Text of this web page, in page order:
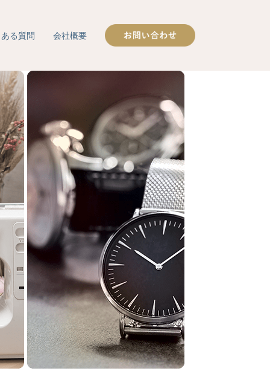
る質問 会社概要